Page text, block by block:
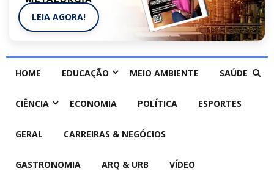
LEIA AGORA!
HOME EDUCAÇÃO MEIO AMBIENTE SAÚDE
CIÊNCIA ECONOMIA POLÍTICA ESPORTES
GERAL CARREIRAS & NEGÓCIOS
GASTRONOMIA ARQ & URB VÍDEO